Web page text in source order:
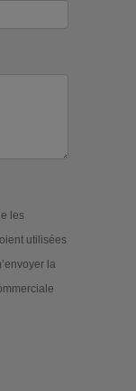
les
utilisées
la